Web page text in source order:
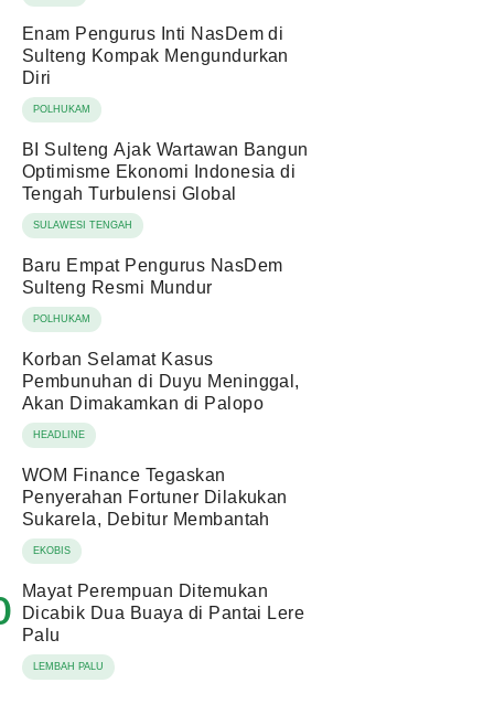
Enam Pengurus Inti NasDem di
Sulteng Kompak Mengundurkan
Diri
POLHUKAM
BI Sulteng Ajak Wartawan Bangun
Optimisme Ekonomi Indonesia di
Tengah Turbulensi Global
SULAWESI TENGAH
Baru Empat Pengurus NasDem
Sulteng Resmi Mundur
POLHUKAM
Korban Selamat Kasus
Pembunuhan di Duyu Meninggal,
Akan Dimakamkan di Palopo
HEADLINE
WOM Finance Tegaskan
Penyerahan Fortuner Dilakukan
Sukarela, Debitur Membantah
EKOBIS
Mayat Perempuan Ditemukan
Dicabik Dua Buaya di Pantai Lere
Palu
LEMBAH PALU